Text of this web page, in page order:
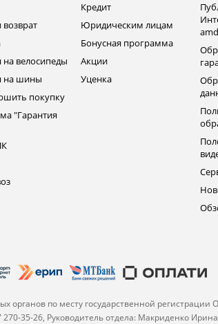
на велосипеды
на шины
покупку
"Гарантия
Кредит
Юридическим лицам
Бонусная программа
Акции
Уценка
органов по месту государственной
35-26, Руководитель отдела: Макриденко